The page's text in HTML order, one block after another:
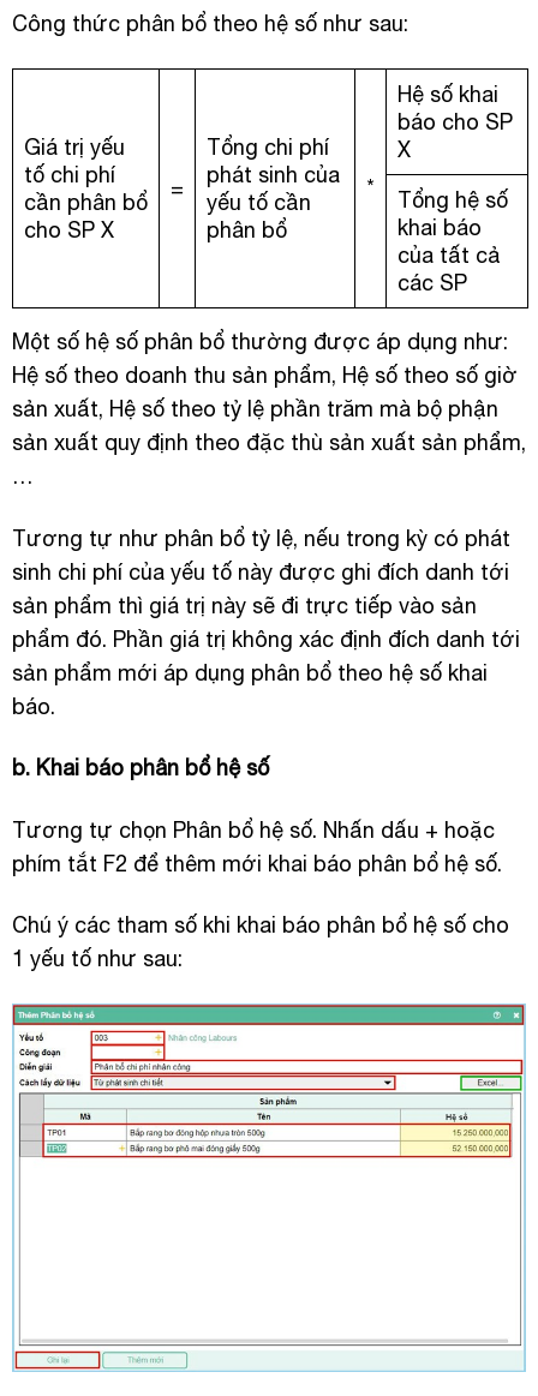
Công thức phân bổ theo hệ số như sau:
Giá trị yếu
tố chi phí
cần phân bổ
cho SP X
=
Tổng chi phí
phát sinh của
yếu tố cần
phân bổ
*
Hệ số khai
báo cho SP
X
Tổng hệ số
khai báo
của tất cả
các SP
Một số hệ số phân bổ thường được áp dụng như:
Hệ số theo doanh thu sản phẩm, Hệ số theo số giờ
sản xuất, Hệ số theo tỷ lệ phần trăm mà bộ phận
sản xuất quy định theo đặc thù sản xuất sản phẩm,
…
Tương tự như phân bổ tỷ lệ, nếu trong kỳ có phát
sinh chi phí của yếu tố này được ghi đích danh tới
sản phẩm thì giá trị này sẽ đi trực tiếp vào sản
phẩm đó. Phần giá trị không xác định đích danh tới
sản phẩm mới áp dụng phân bổ theo hệ số khai
báo.
b. Khai báo phân bổ hệ số
Tương tự chọn Phân bổ hệ số. Nhấn dấu + hoặc
phím tắt F2 để thêm mới khai báo phân bổ hệ số.
Chú ý các tham số khi khai báo phân bổ hệ số cho
1 yếu tố như sau: